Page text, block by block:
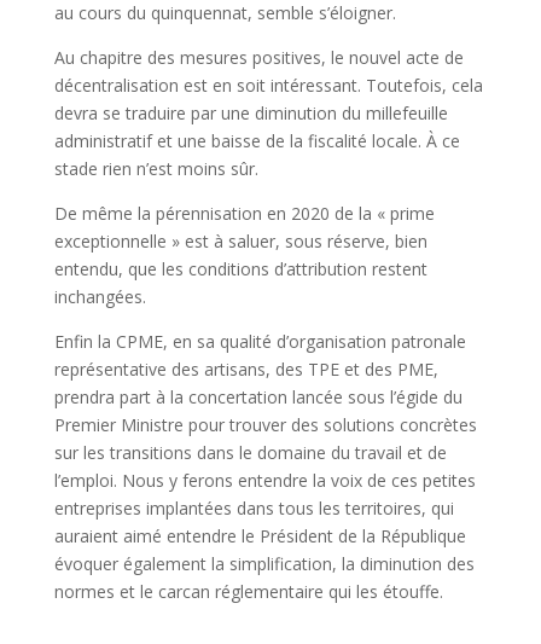
au cours du quinquennat, semble s’éloigner.
Au chapitre des mesures positives, le nouvel acte de
décentralisation est en soit intéressant. Toutefois, cela
devra se traduire par une diminution du millefeuille
administratif et une baisse de la fiscalité locale. À ce
stade rien n’est moins sûr.
De même la pérennisation en 2020 de la « prime
exceptionnelle » est à saluer, sous réserve, bien
entendu, que les conditions d’attribution restent
inchangées.
Enfin la CPME, en sa qualité d’organisation patronale
représentative des artisans, des TPE et des PME,
prendra part à la concertation lancée sous l’égide du
Premier Ministre pour trouver des solutions concrètes
sur les transitions dans le domaine du travail et de
l’emploi. Nous y ferons entendre la voix de ces petites
entreprises implantées dans tous les territoires, qui
auraient aimé entendre le Président de la République
évoquer également la simplification, la diminution des
normes et le carcan réglementaire qui les étouffe.